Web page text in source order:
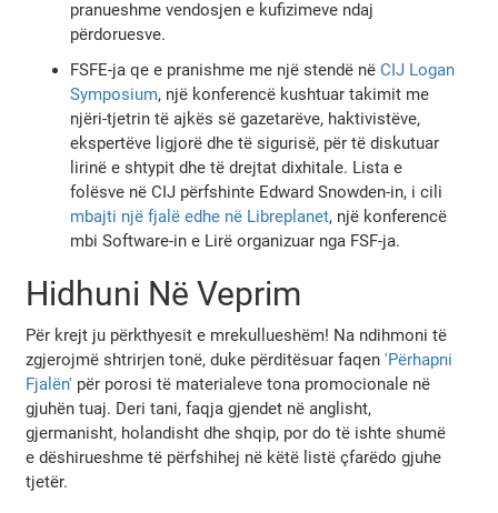
pranueshme vendosjen e kufizimeve ndaj
përdoruesve.
FSFE-ja qe e pranishme me një stendë nëCIJ Logan
Symposium, një konferencë kushtuar takimit me
njëri-tjetrin të ajkës së gazetarëve, haktivistëve,
ekspertëve ligjorë dhe të sigurisë, për të diskutuar
lirinë e shtypit dhe të drejtat dixhitale. Lista e
folësve në CIJ përfshinte Edward Snowden-in, i cili
mbajti një fjalë edhe në Libreplanet, një konferencë
mbi Software-in e Lirë organizuar nga FSF-ja.
Hidhuni Në Veprim
Për krejt ju përkthyesit e mrekullueshëm! Na ndihmoni të
zgjerojmë shtrirjen tonë, duke përditësuar faqen'Përhapni
Fjalën' për porosi të materialeve tona promocionale në
gjuhën tuaj. Deri tani, faqja gjendet në anglisht,
gjermanisht, holandisht dhe shqip, por do të ishte shumë
e dëshirueshme të përfshihej në këtë listë çfarëdo gjuhe
tjetër.